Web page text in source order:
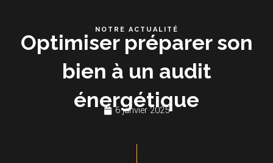
contenu
NOTRE ACTUALITÉ
Optimiser préparer son
bien à un audit
énergétique
6 janvier 2025